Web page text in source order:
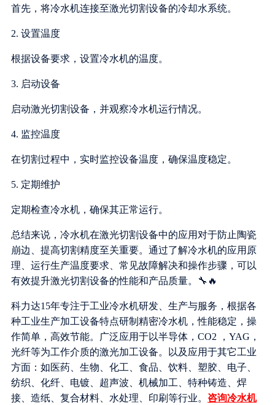
首先，将冷水机连接至激光切割设备的冷却水系统。
2. 设置温度
根据设备要求，设置冷水机的温度。
3. 启动设备
启动激光切割设备，并观察冷水机运行情况。
4. 监控温度
在切割过程中，实时监控设备温度，确保温度稳定。
5. 定期维护
定期检查冷水机，确保其正常运行。
总结来说，冷水机在激光切割设备中的应用对于防止陶瓷
崩边、提高切割精度至关重要。通过了解冷水机的应用原
理、运行生产温度要求、常见故障解决和操作步骤，可以
有效提升激光切割设备的性能和产品质量。🔧🔥
科力达15年专注于工业冷水机研发、生产与服务，根据各
种工业生产加工设备特点研制精密冷水机，性能稳定，操
作简单，高效节能。广泛应用于以半导体，CO2 ，YAG，
光纤等为工作介质的激光加工设备。以及应用于其它工业
方面：如医药、生物、化工、食品、饮料、塑胶、电子、
纺织、化纤、电镀、超声波、机械加工、特种铸造、焊
接、造纸、复合材料、水处理、印刷等行业。 咨询冷水机